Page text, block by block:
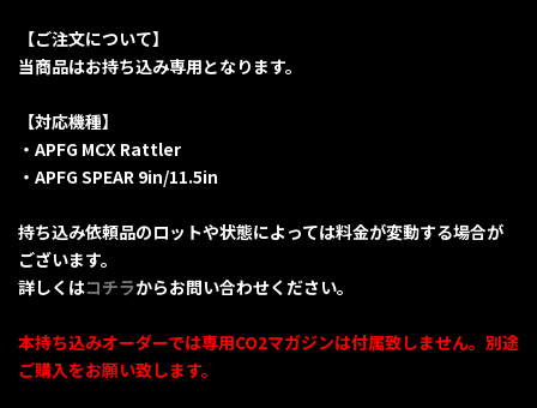
【ご注文について】
当商品はお持ち込み専用となります。
【対応機種】
・APFG MCX Rattler
・APFG SPEAR 9in/11.5in
持ち込み依頼品のロットや状態によっては料金が変動する場合が
ございます。
詳しくはコチラからお問い合わせください。
本持ち込みオーダーでは専用CO2マガジンは付属致しません。別途
ご購入をお願い致します。